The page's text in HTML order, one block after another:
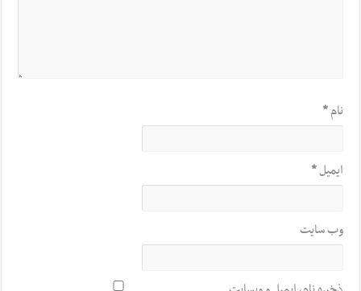
نام*
ایمیل*
وب‌ سایت